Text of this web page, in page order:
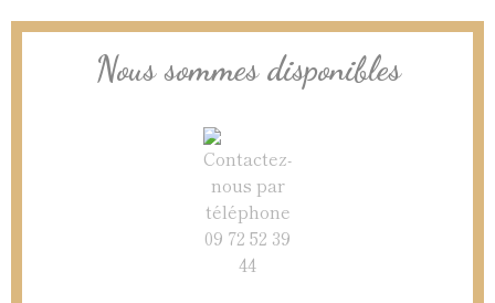
Nous sommes disponibles